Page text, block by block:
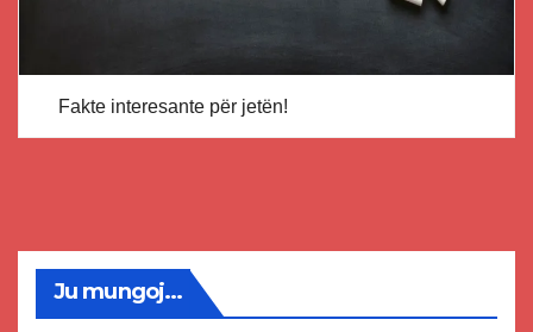
Fakte interesante për jetën!
Ju mungoj...